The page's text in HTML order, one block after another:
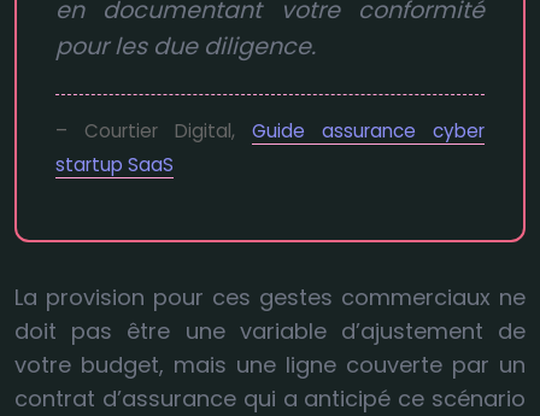
en documentant votre conformité
pour les due diligence.
– Courtier Digital, Guide assurance cyber
startup SaaS
La provision pour ces gestes commerciaux ne
doit pas être une variable d’ajustement de
votre budget, mais une ligne couverte par un
contrat d’assurance qui a anticipé ce scénario